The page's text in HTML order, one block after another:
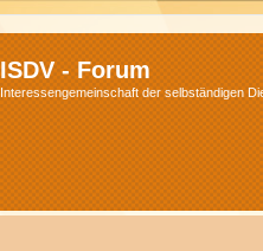
ISDV - Forum
Interessengemeinschaft der selbständigen